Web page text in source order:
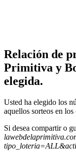
Relación de
Primitiva y
elegida.
Usted ha elegido los
aquellos sorteos en los
Si desea compartir o